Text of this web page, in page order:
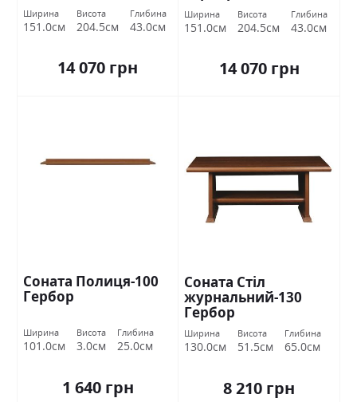
Ширина
151.0см
Висота
204.5см
Глибина
43.0см
14 070 грн
Ширина
151.0см
Висота
204.5см
Глибина
43.0см
14 070 грн
Соната Полиця-100
Гербор
Ширина
101.0см
Висота
3.0см
Глибина
25.0см
1 640 грн
Соната Стіл
журнальний-130
Гербор
Ширина
130.0см
Висота
51.5см
Глибина
65.0см
8 210 грн